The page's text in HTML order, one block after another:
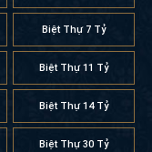
Biệt Thự 7 Tỷ
Biệt Thự 11 Tỷ
Biệt Thự 14 Tỷ
Biệt Thự 30 Tỷ